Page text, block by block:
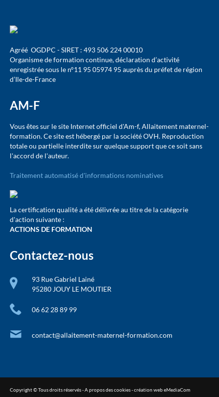
Agréé OGDPC - SIRET : 493 506 224 00010
Organisme de formation continue, déclaration d’activité
enregistrée sous le n°11 95 05974 95 auprès du préfet de région
d’Ile-de-France
AM-F
Vous êtes sur le site Internet officiel d'Am-f, Allaitement maternel-
formation. Ce site est hébergé par la société OVH. Reproduction
totale ou partielle interdite sur quelque support que ce soit sans
l'accord de l'auteur.
Traitement automatisé d'informations nominatives
La certification qualité a été délivrée au titre de la catégorie
d'action suivante :
ACTIONS DE FORMATION
Contactez-nous
93 Rue Gabriel Lainé
95280 JOUY LE MOUTIER
06 62 28 89 99
contact@allaitement-maternel-formation.com
Copyright ©Tous droits réservés-A propos des cookies- création webeMediaCom